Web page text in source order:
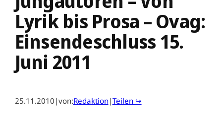
Lyrik bis Prosa – Ovag:
Einsendeschluss 15.
Juni 2011
25.11.2010 |von:Redaktion|Teilen ↪